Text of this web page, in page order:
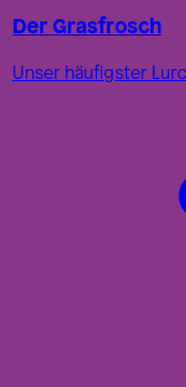
Der Grasfrosch
Unser häufigster